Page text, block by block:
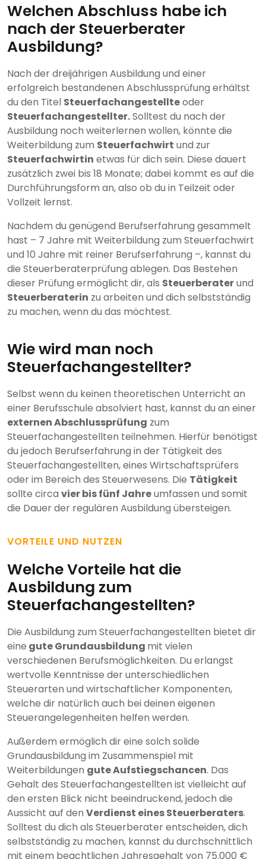
Welchen Abschluss habe ich
nach der Steuerberater
Ausbildung?
Nach der dreijährigen Ausbildung und einer
erfolgreich bestandenen Abschlussprüfung erhältst
du den Titel Steuerfachangestellteoder
Steuerfachangestellter.Solltest du nach der
Ausbildung noch weiterlernen wollen, könnte die
Weiterbildung zum Steuerfachwirt und zur
Steuerfachwirtin etwas für dich sein. Diese dauert
zusätzlich zwei bis 18 Monate; dabei kommt es auf die
Durchführungsform an, also ob du in Teilzeit oder
Vollzeit lernst.
Nachdem du genügend Berufserfahrung gesammelt
hast – 7 Jahre mit Weiterbildung zum Steuerfachwirt
und 10 Jahre mit reiner Berufserfahrung –, kannst du
die Steuerberaterprüfung ablegen. Das Bestehen
dieser Prüfung ermöglicht dir, als Steuerberaterund
Steuerberaterin zu arbeiten und dich selbstständig
zu machen, wenn du das möchtest.
Wie wird man noch
Steuerfachangestellter?
Selbst wenn du keinen theoretischen Unterricht an
einer Berufsschule absolviert hast, kannst du an einer
externen Abschlussprüfung zum
Steuerfachangestellten teilnehmen. Hierfür benötigst
du jedoch Berufserfahrung in der Tätigkeit des
Steuerfachangestellten, eines Wirtschaftsprüfers
oder im Bereich des Steuerwesens. Die Tätigkeit
sollte circa vier bis fünf Jahreumfassen und somit
die Dauer der regulären Ausbildung übersteigen.
VORTEILE UND NUTZEN
Welche Vorteile hat die
Ausbildung zum
Steuerfachangestellten?
Die Ausbildung zum Steuerfachangestellten bietet dir
eine gute Grundausbildung mit vielen
verschiedenen Berufsmöglichkeiten. Du erlangst
wertvolle Kenntnisse der unterschiedlichen
Steuerarten und wirtschaftlicher Komponenten,
welche dir natürlich auch bei deinen eigenen
Steuerangelegenheiten helfen werden.
Außerdem ermöglich dir eine solch solide
Grundausbildung im Zusammenspiel mit
Weiterbildungen gute Aufstiegschancen. Das
Gehalt des Steuerfachangestellten ist vielleicht auf
den ersten Blick nicht beeindruckend, jedoch die
Aussicht auf den Verdienst eines Steuerberaters.
Solltest du dich als Steuerberater entscheiden, dich
selbstständig zu machen, kannst du durchschnittlich
mit einem beachtlichen Jahresgehalt von 75.000 €